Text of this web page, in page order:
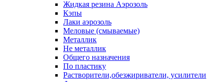
Жидкая резина Аэрозоль
Кэпы
Лаки аэрозоль
Меловые (смываемые)
Металлик
Не металлик
Общего назначения
По пластику
Растворители,обезжириватели, усилители